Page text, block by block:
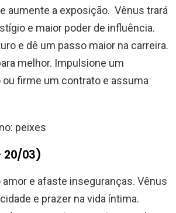
aumente a exposição. Vênus trará
e maior poder de influência.
e dê um passo maior na carreira.
melhor. Impulsione um
firme um contrato e assuma
20/03)
e afaste inseguranças. Vênus
e prazer na vida íntima.